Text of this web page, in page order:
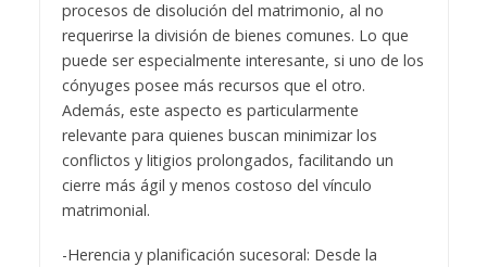
procesos de disolución del matrimonio, al no
requerirse la división de bienes comunes. Lo que
puede ser especialmente interesante, si uno de los
cónyuges posee más recursos que el otro.
Además, este aspecto es particularmente
relevante para quienes buscan minimizar los
conflictos y litigios prolongados, facilitando un
cierre más ágil y menos costoso del vínculo
matrimonial.
-Herencia y planificación sucesoral: Desde la